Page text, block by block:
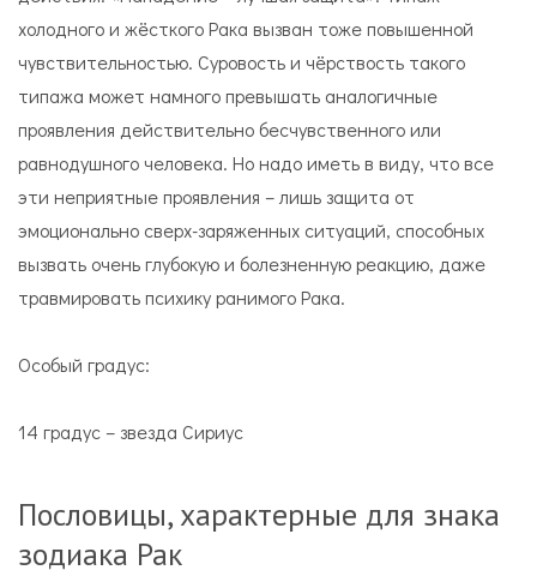
холодного и жёсткого Рака вызван тоже повышенной
чувствительностью. Суровость и чёрствость такого
типажа может намного превышать аналогичные
проявления действительно бесчувственного или
равнодушного человека. Но надо иметь в виду, что все
эти неприятные проявления – лишь защита от
эмоционально сверх-заряженных ситуаций, способных
вызвать очень глубокую и болезненную реакцию, даже
травмировать психику ранимого Рака.
Особый градус:
14 градус – звезда Сириус
Пословицы, характерные для знака
зодиака Рак